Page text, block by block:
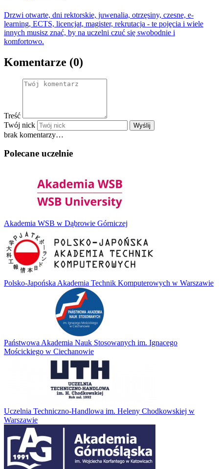
Drzwi otwarte, dni rektorskie, juwenalia, otrzęsiny, czesne, e-
learning, ECTS, licencjat, magister, rekrutacja - te pojęcia i wiele
innych musisz znać, by na uczelni czuć się swobodnie i
komfortowo.
Komentarze (0)
Treść
Twój nick
Wyślij
brak komentarzy…
Polecane uczelnie
Akademia WSB w Dąbrowie Górniczej
Polsko-Japońska Akademia Technik Komputerowych w Warszawie
Państwowa Akademia Nauk Stosowanych im. Ignacego
Mościckiego w Ciechanowie
Uczelnia Techniczno-Handlowa im. Heleny Chodkowskiej w
Warszawie